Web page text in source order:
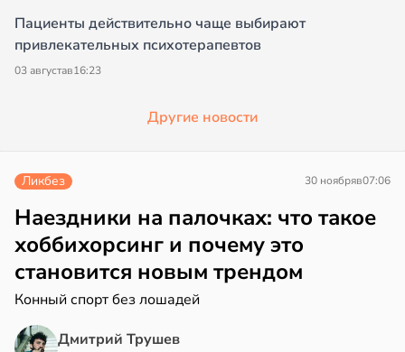
Пациенты действительно чаще выбирают
привлекательных психотерапевтов
03 августав16:23
Другие новости
Ликбез 30 ноябряв07:06
Наездники на палочках: что такое
хоббихорсинг и почему это
становится новым трендом
Конный спорт без лошадей
Дмитрий Трушев